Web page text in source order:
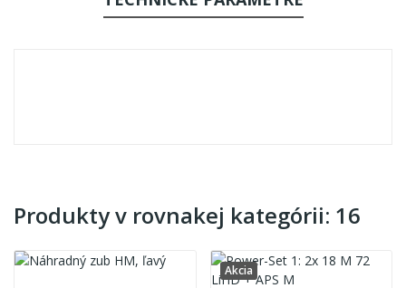
Produkty v rovnakej kategórii: 16
Akcia